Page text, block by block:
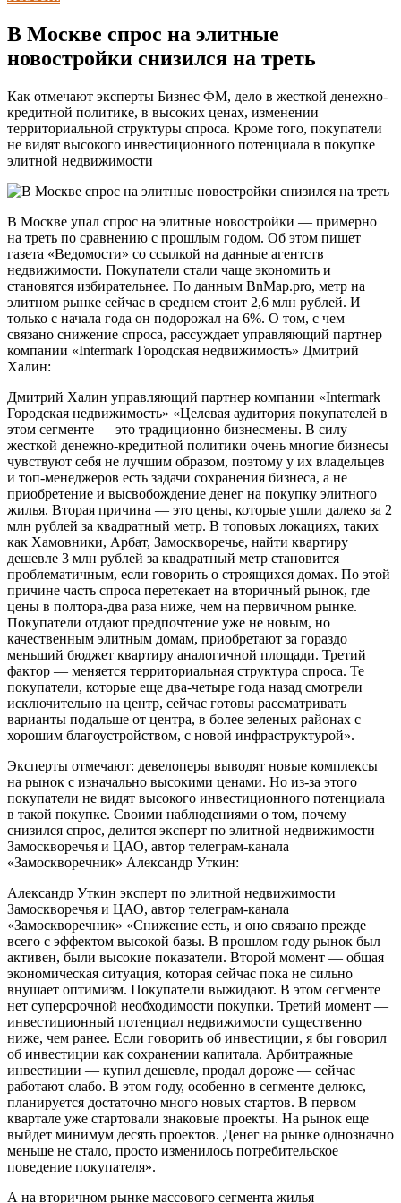
В Москве спрос на элитные
новостройки снизился на треть
Как отмечают эксперты Бизнес ФМ, дело в жесткой денежно-
кредитной политике, в высоких ценах, изменении
территориальной структуры спроса. Кроме того, покупатели
не видят высокого инвестиционного потенциала в покупке
элитной недвижимости
В Москве упал спрос на элитные новостройки — примерно
на треть по сравнению с прошлым годом. Об этом пишет
газета «Ведомости» со ссылкой на данные агентств
недвижимости. Покупатели стали чаще экономить и
становятся избирательнее. По данным BnMap.pro, метр на
элитном рынке сейчас в среднем стоит 2,6 млн рублей. И
только с начала года он подорожал на 6%. О том, с чем
связано снижение спроса, рассуждает управляющий партнер
компании «Intermark Городская недвижимость» Дмитрий
Халин:
Дмитрий Халин управляющий партнер компании «Intermark
Городская недвижимость» «Целевая аудитория покупателей в
этом сегменте — это традиционно бизнесмены. В силу
жесткой денежно-кредитной политики очень многие бизнесы
чувствуют себя не лучшим образом, поэтому у их владельцев
и топ-менеджеров есть задачи сохранения бизнеса, а не
приобретение и высвобождение денег на покупку элитного
жилья. Вторая причина — это цены, которые ушли далеко за 2
млн рублей за квадратный метр. В топовых локациях, таких
как Хамовники, Арбат, Замоскворечье, найти квартиру
дешевле 3 млн рублей за квадратный метр становится
проблематичным, если говорить о строящихся домах. По этой
причине часть спроса перетекает на вторичный рынок, где
цены в полтора-два раза ниже, чем на первичном рынке.
Покупатели отдают предпочтение уже не новым, но
качественным элитным домам, приобретают за гораздо
меньший бюджет квартиру аналогичной площади. Третий
фактор — меняется территориальная структура спроса. Те
покупатели, которые еще два-четыре года назад смотрели
исключительно на центр, сейчас готовы рассматривать
варианты подальше от центра, в более зеленых районах с
хорошим благоустройством, с новой инфраструктурой».
Эксперты отмечают: девелоперы выводят новые комплексы
на рынок с изначально высокими ценами. Но из-за этого
покупатели не видят высокого инвестиционного потенциала
в такой покупке. Своими наблюдениями о том, почему
снизился спрос, делится эксперт по элитной недвижимости
Замоскворечья и ЦАО, автор телеграм-канала
«Замоскворечник» Александр Уткин:
Александр Уткин эксперт по элитной недвижимости
Замоскворечья и ЦАО, автор телеграм-канала
«Замоскворечник» «Снижение есть, и оно связано прежде
всего с эффектом высокой базы. В прошлом году рынок был
активен, были высокие показатели. Второй момент — общая
экономическая ситуация, которая сейчас пока не сильно
внушает оптимизм. Покупатели выжидают. В этом сегменте
нет суперсрочной необходимости покупки. Третий момент —
инвестиционный потенциал недвижимости существенно
ниже, чем ранее. Если говорить об инвестиции, я бы говорил
об инвестиции как сохранении капитала. Арбитражные
инвестиции — купил дешевле, продал дороже — сейчас
работают слабо. В этом году, особенно в сегменте делюкс,
планируется достаточно много новых стартов. В первом
квартале уже стартовали знаковые проекты. На рынок еще
выйдет минимум десять проектов. Денег на рынке однозначно
меньше не стало, просто изменилось потребительское
поведение покупателя».
А на вторичном рынке массового сегмента жилья —